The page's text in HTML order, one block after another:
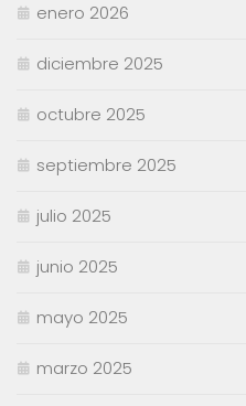
enero 2026
diciembre 2025
octubre 2025
septiembre 2025
julio 2025
junio 2025
mayo 2025
marzo 2025